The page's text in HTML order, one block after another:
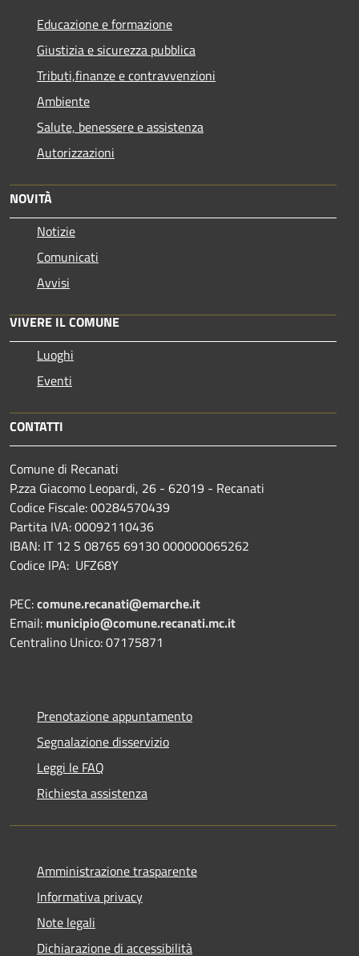
Educazione e formazione
Giustizia e sicurezza pubblica
Tributi,finanze e contravvenzioni
Ambiente
Salute, benessere e assistenza
Autorizzazioni
NOVITÀ
Notizie
Comunicati
Avvisi
VIVERE IL COMUNE
Luoghi
Eventi
CONTATTI
Comune di Recanati
P.zza Giacomo Leopardi, 26 - 62019 - Recanati
Codice Fiscale: 00284570439
Partita IVA: 00092110436
IBAN: IT 12 S 08765 69130 000000065262
Codice IPA: UFZ68Y
PEC:comune.recanati@emarche.it
Email: municipio@comune.recanati.mc.it
Centralino Unico: 07175871
Prenotazione appuntamento
Segnalazione disservizio
Leggi le FAQ
Richiesta assistenza
Amministrazione trasparente
Informativa privacy
Note legali
Dichiarazione di accessibilità